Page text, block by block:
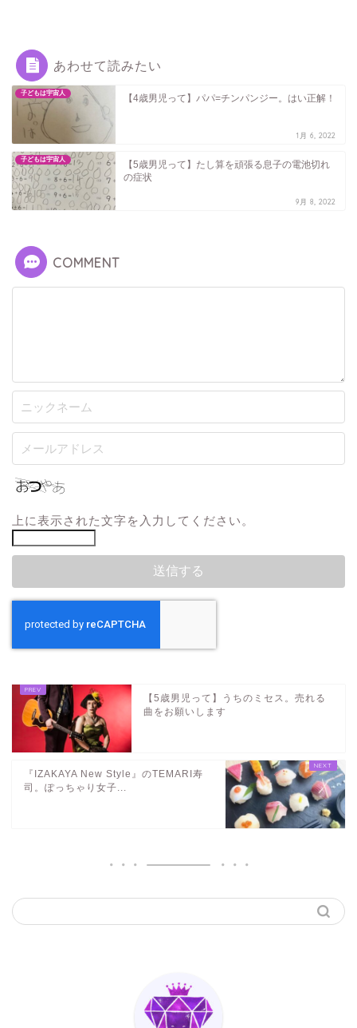
あわせて読みたい
子どもは宇宙人 【4歳男児って】パパ=チンパンジー。はい正解！
1月 6, 2022
子どもは宇宙人
【5歳男児って】たし算を頑張る息子の電池切れ
の症状
9月 8, 2022
COMMENT
上に表示された文字を入力してください。
【5歳男児って】うちのミセス。売れる
曲をお願いします
『IZAKAYA New Style』のTEMARI寿
司。ぽっちゃり女子...